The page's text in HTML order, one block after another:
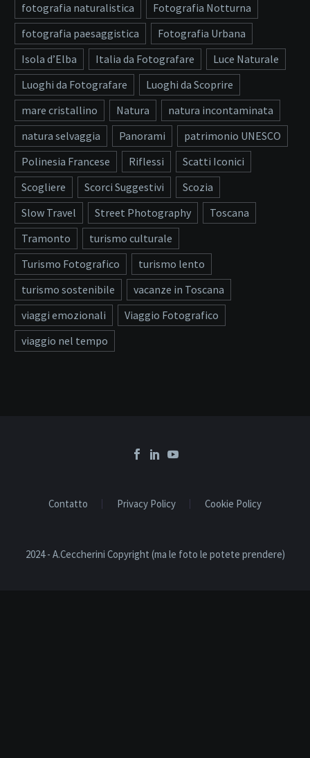
fotografia naturalistica
Fotografia Notturna
fotografia paesaggistica
Fotografia Urbana
Isola d’Elba
Italia da Fotografare
Luce Naturale
Luoghi da Fotografare
Luoghi da Scoprire
mare cristallino
Natura
natura incontaminata
natura selvaggia
Panorami
patrimonio UNESCO
Polinesia Francese
Riflessi
Scatti Iconici
Scogliere
Scorci Suggestivi
Scozia
Slow Travel
Street Photography
Toscana
Tramonto
turismo culturale
Turismo Fotografico
turismo lento
turismo sostenibile
vacanze in Toscana
viaggi emozionali
Viaggio Fotografico
viaggio nel tempo
Contatto Privacy Policy Cookie Policy
2024 - A.Ceccherini Copyright (ma le foto le potete prendere)